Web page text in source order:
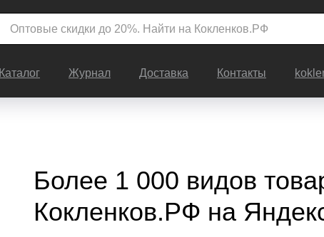
Каталог Журнал Доставка Контакты
Более 1 000 видов
Кокленков.РФ на